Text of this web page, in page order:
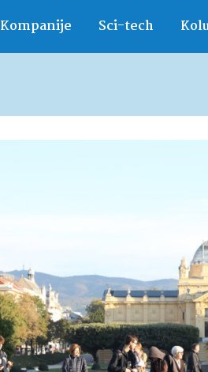
Kompanije Sci-tech